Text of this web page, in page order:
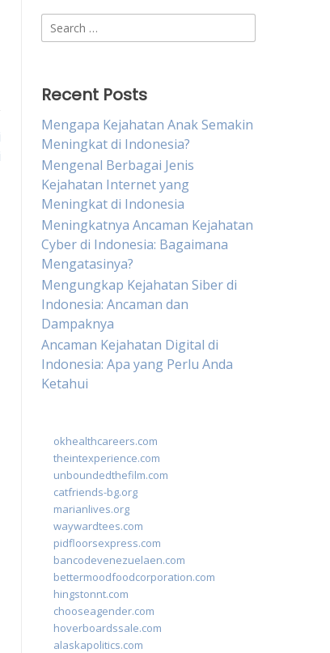
Search
for:
Recent Posts
Mengapa Kejahatan Anak Semakin
Meningkat di Indonesia?
Mengenal Berbagai Jenis
Kejahatan Internet yang
Meningkat di Indonesia
Meningkatnya Ancaman Kejahatan
Cyber di Indonesia: Bagaimana
Mengatasinya?
Mengungkap Kejahatan Siber di
Indonesia: Ancaman dan
Dampaknya
Ancaman Kejahatan Digital di
Indonesia: Apa yang Perlu Anda
Ketahui
okhealthcareers.com
theintexperience.com
unboundedthefilm.com
catfriends-bg.org
marianlives.org
waywardtees.com
pidfloorsexpress.com
bancodevenezuelaen.com
bettermoodfoodcorporation.com
hingstonnt.com
chooseagender.com
hoverboardssale.com
alaskapolitics.com